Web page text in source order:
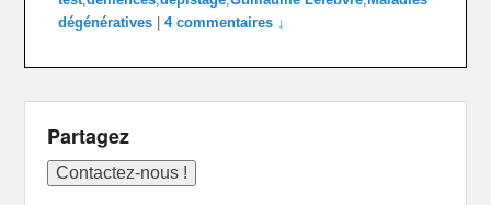
dégénératives
|4 commentaires ↓
Partagez